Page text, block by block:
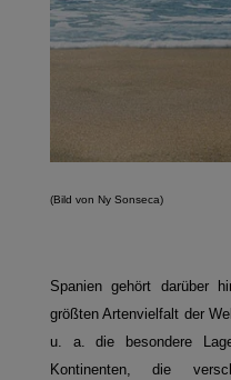
(Bild von Ny Sonseca)
Spanien gehört darüber
größten Artenvielfalt der
u. a. die besondere
Kontinenten, die